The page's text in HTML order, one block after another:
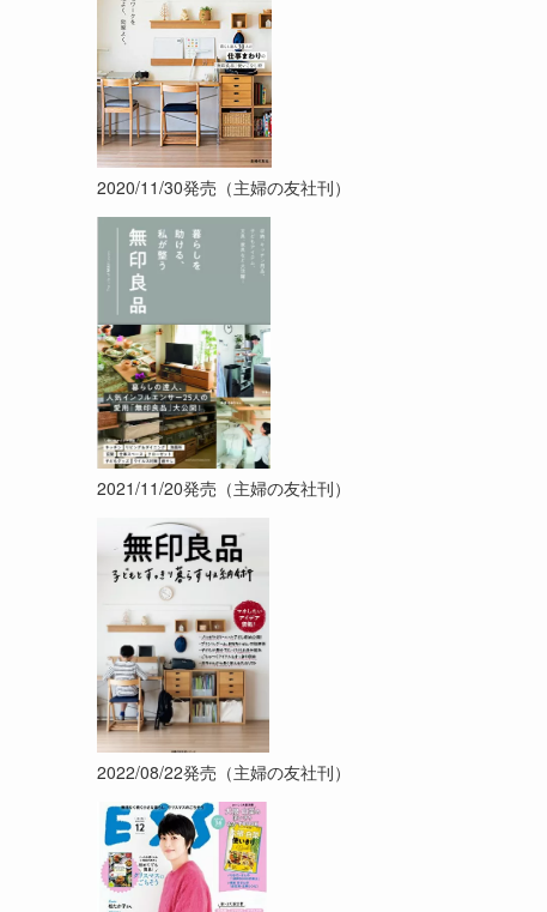
2020/11/30発売（主婦の友社刊）
2021/11/20発売（主婦の友社刊）
2022/08/22発売（主婦の友社刊）